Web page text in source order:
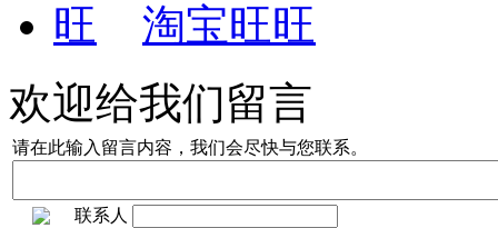
淘宝旺旺
欢迎给我们留言
请在此输入留言内容，我们会尽快与您联系。
联系人